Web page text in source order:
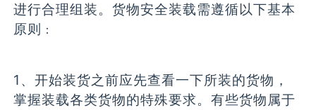
进行合理组装。货物安全装载需遵循以下基本
原则 ：
1、开始装货之前应先查看一下所装的货物，
掌握装载各类货物的特殊要求。有些货物属于